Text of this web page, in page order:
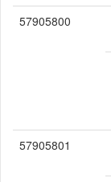
57905800
57905801